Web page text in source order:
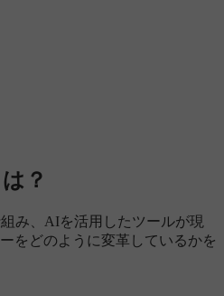
？
み、AIを活用したツールが現
をどのように変革しているかを